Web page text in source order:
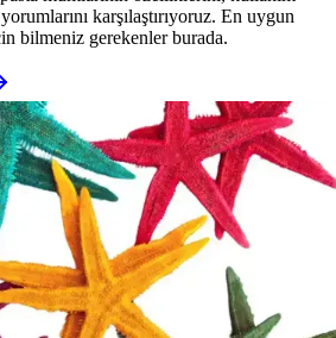
karşılaştırıyoruz. En uygun
bilmeniz gerekenler burada.